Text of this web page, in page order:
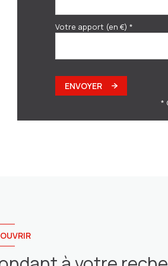
Votre apport (en €) *
ENVOYER
*